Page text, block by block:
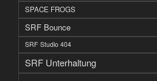
SPACE FROGS
SRF Bounce
SRF Studio 404
SRF Unterhaltung